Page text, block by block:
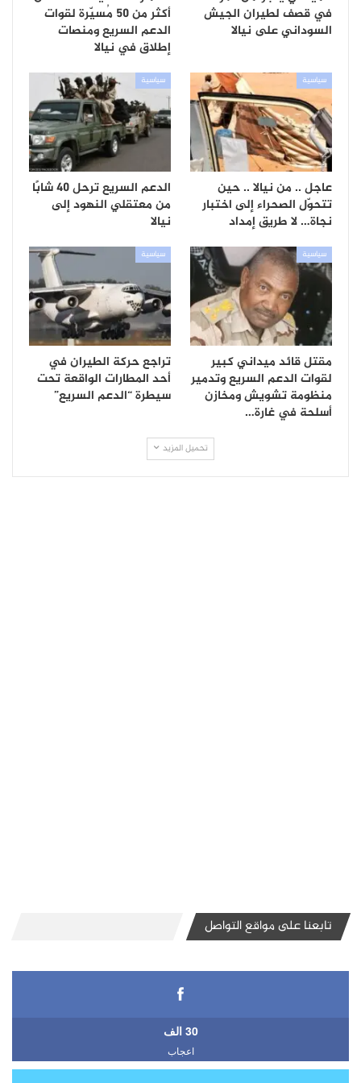
في قصف لطيران الجيش
السوداني على نيالا
أكثر من 50 مُسيّرة لقوات
الدعم السريع ومنصات
إطلاق في نيالا
سياسية
عاجل .. من نيالا .. حين
تتحوّل الصحراء إلى اختبار
نجاة… لا طريق إمداد
سياسية
الدعم السريع ترحل 40 شابًا
من معتقلي النهود إلى
نيالا
سياسية
مقتل قائد ميداني كبير
لقوات الدعم السريع وتدمير
منظومة تشويش ومخازن
أسلحة في غارة…
سياسية
تراجع حركة الطيران في
أحد المطارات الواقعة تحت
سيطرة “الدعم السريع”
تحميل المزيد
تابعنا على مواقع التواصل
30 الف
اعجاب